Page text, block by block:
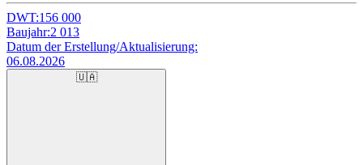
DWT:156 000
Baujahr:2 013
Datum der Erstellung/Aktualisierung:
06.08.2026
🇺🇦